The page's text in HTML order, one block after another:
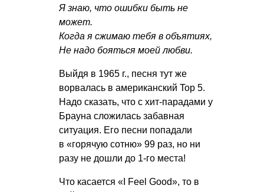
Я знаю, что ошибки быть не
может.
Когда я сжимаю тебя в объятиях,
Не надо бояться моей любви.
Выйдя в 1965 г., песня тут же
ворвалась в американский Top 5.
Надо сказать, что с хит-парадами у
Брауна сложилась забавная
ситуация. Его песни попадали
в «горячую сотню» 99 раз, но ни
разу не дошли до 1-го места!
Что касается «I Feel Good», то в